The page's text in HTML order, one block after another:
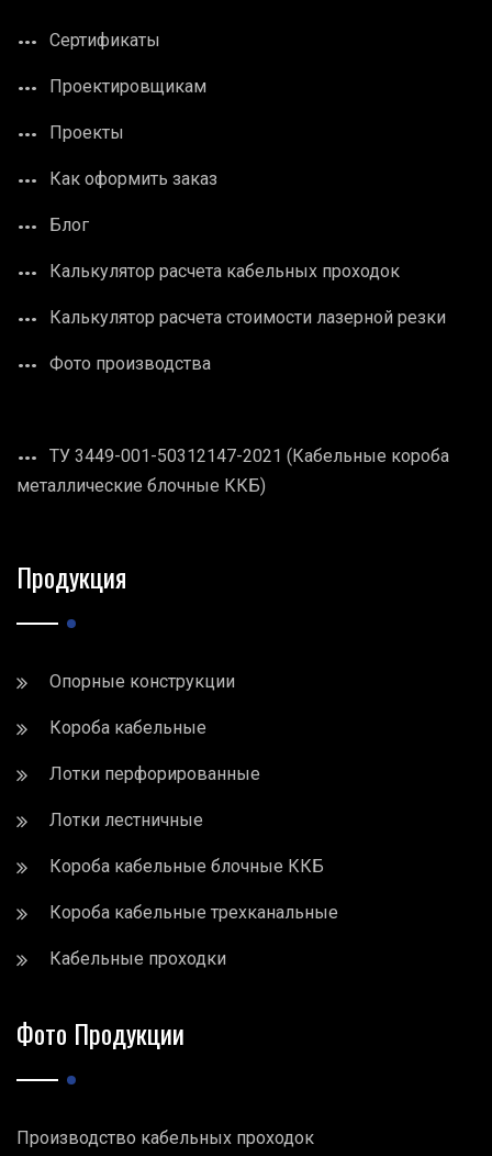
Сертификаты
Проектировщикам
Проекты
Как оформить заказ
Блог
Калькулятор расчета кабельных проходок
Калькулятор расчета стоимости лазерной резки
Фото производства
ТУ 3449-001-50312147-2021 (Кабельные короба
металлические блочные ККБ)
Продукция
Опорные конструкции
Короба кабельные
Лотки перфорированные
Лотки лестничные
Короба кабельные блочные ККБ
Короба кабельные трехканальные
Кабельные проходки
Фото Продукции
Производство кабельных проходок